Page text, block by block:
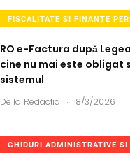
FISCALITATE SI FINANTE
RO e-Factura după
cine nu mai este obligat
sistemul
De la Redacția . 8/3/2026
GHIDURI ADMINISTRATIVE SI